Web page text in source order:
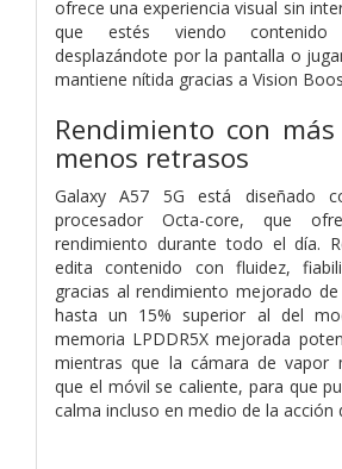
ofrece una experiencia visual sin
que estés viendo contenido
desplazándote por la pantalla o
mantiene nítida gracias a Vision
Rendimiento con
menos retrasos
Galaxy A57 5G está diseñado
procesador Octa-core, que
rendimiento durante todo el día.
edita contenido con fluidez,
gracias al rendimiento mejorado de
hasta un 15% superior al del
memoria LPDDR5X mejorada
mientras que la cámara de vapor
que el móvil se caliente, para que
calma incluso en medio de la acción